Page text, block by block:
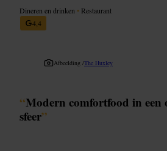
Dineren en drinken • Restaurant
4,4
Afbeelding /The Huxley
“Modern comfortfood in een
sfeer”